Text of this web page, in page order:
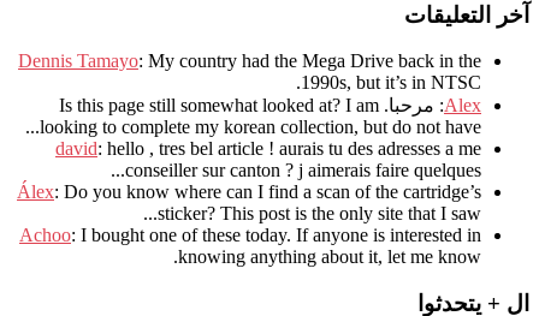
آخر التعليقات
Dennis Tamayo: My country had the Mega Drive back in the
1990s, but it’s in NTSC
.
Alex: مرحبا. Is this page still somewhat looked at? I am
looking to complete my korean collection, but do not have..
.
david: hello , tres bel article ! aurais tu des adresses a me
conseiller sur canton ? j aimerais faire quelques..
.
Álex: Do you know where can I find a scan of the cartridge’s
sticker? This post is the only site that I saw...
Achoo: I bought one of these today. If anyone is interested in
knowing anything about it, let me know.
ال + يتحدثوا